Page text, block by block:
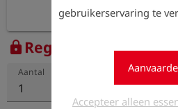
gebruikerservaring te
Accepteer alleen
lock Registreer nu om
Aantal
1